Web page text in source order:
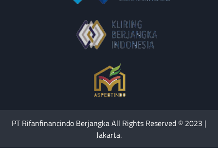
PT Rifanfinancindo Berjangka All Rights Reserved © 2023 |
Jakarta.